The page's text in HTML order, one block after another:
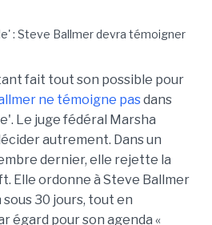
fait tout son possible pour
ne témoigne pasdans
Le juge fédéral Marsha
autrement. Dans un
dernier, elle rejette la
Elle ordonne à Steve Ballmer
30 jours, tout en
égard pour son agenda «